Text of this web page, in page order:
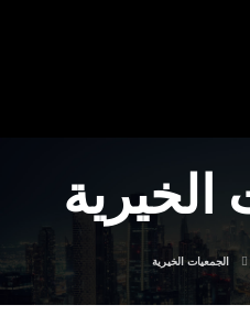
الخيرية
الجمعيات الخيرية